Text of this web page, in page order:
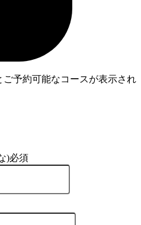
ご予約可能なコースが表示され
)必須